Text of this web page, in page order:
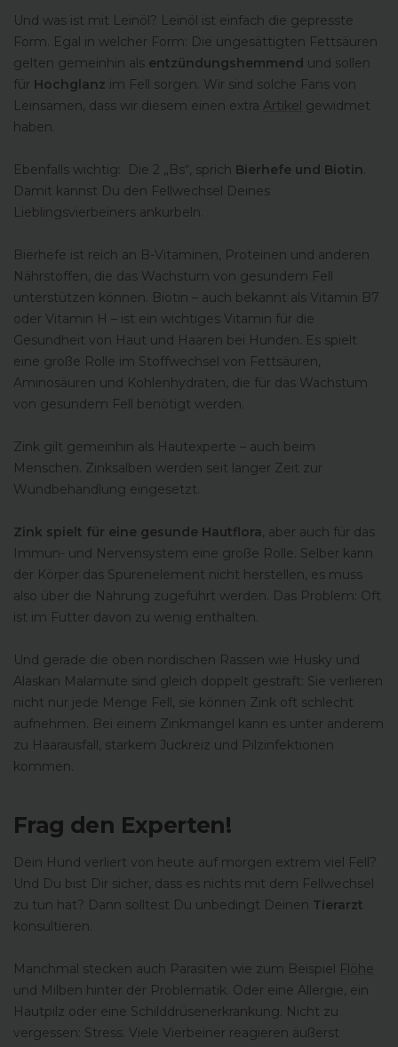
Und was ist mit Leinöl? Leinöl ist einfach die gepresste
Form. Egal in welcher Form: Die ungesättigten Fettsäuren
gelten gemeinhin als entzündungshemmend und sollen
für Hochglanz im Fell sorgen. Wir sind solche Fans von
Leinsamen, dass wir diesem einen extra Artikel gewidmet
haben.
Ebenfalls wichtig: Die 2 „Bs“, sprich Bierhefe und Biotin.
Damit kannst Du den Fellwechsel Deines
Lieblingsvierbeiners ankurbeln.
Bierhefe ist reich an B-Vitaminen, Proteinen und anderen
Nährstoffen, die das Wachstum von gesundem Fell
unterstützen können. Biotin – auch bekannt als Vitamin B7
oder Vitamin H – ist ein wichtiges Vitamin für die
Gesundheit von Haut und Haaren bei Hunden. Es spielt
eine große Rolle im Stoffwechsel von Fettsäuren,
Aminosäuren und Kohlenhydraten, die für das Wachstum
von gesundem Fell benötigt werden.
Zink gilt gemeinhin als Hautexperte – auch beim
Menschen. Zinksalben werden seit langer Zeit zur
Wundbehandlung eingesetzt.
Zink spielt für eine gesunde Hautflora, aber auch für das
Immun- und Nervensystem eine große Rolle. Selber kann
der Körper das Spurenelement nicht herstellen, es muss
also über die Nahrung zugeführt werden. Das Problem: Oft
ist im Futter davon zu wenig enthalten.
Und gerade die oben nordischen Rassen wie Husky und
Alaskan Malamute sind gleich doppelt gestraft: Sie verlieren
nicht nur jede Menge Fell, sie können Zink oft schlecht
aufnehmen. Bei einem Zinkmangel kann es unter anderem
zu Haarausfall, starkem Juckreiz und Pilzinfektionen
kommen.
Frag den Experten!
Dein Hund verliert von heute auf morgen extrem viel Fell?
Und Du bist Dir sicher, dass es nichts mit dem Fellwechsel
zu tun hat? Dann solltest Du unbedingt Deinen Tierarzt
konsultieren.
Manchmal stecken auch Parasiten wie zum Beispiel
Flöhe
und Milben hinter der Problematik. Oder eine Allergie, ein
Hautpilz oder eine Schilddrüsenerkrankung. Nicht zu
vergessen: Stress. Viele Vierbeiner reagieren äußerst